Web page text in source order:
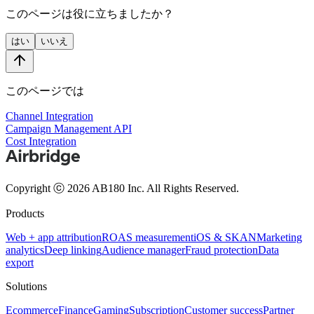
このページは役に立ちましたか？
はい いいえ
このページでは
Channel Integration
Campaign Management API
Cost Integration
Copyright ⓒ 2026 AB180 Inc. All Rights Reserved.
Products
Web + app attributionROAS measurementiOS & SKANMarketing
analyticsDeep linkingAudience managerFraud protectionData
export
Solutions
EcommerceFinanceGamingSubscriptionCustomer successPartner